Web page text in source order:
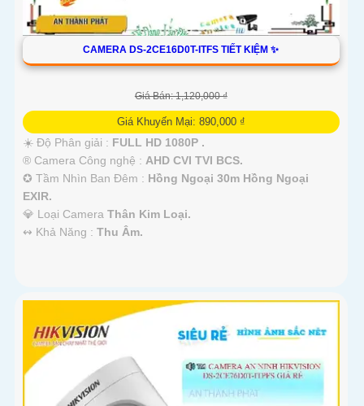
CAMERA DS-2CE16D0T-ITFS TIẾT KIỆM ✨
Giá Bán: 1,120,000 ₫
Giá Khuyến Mại: 890,000 ₫
☀️ Độ Phân giải : FULL HD 1080P .
®️ Camera Công nghệ : AHD CVI TVI BCS.
✪ Tầm Nhìn Ban Đêm : Hồng Ngoại 30m Hồng Ngoại
EXIR.
💎 Loại Camera Thân Kim Loại.
️↭ Khả Năng : Thu Âm.